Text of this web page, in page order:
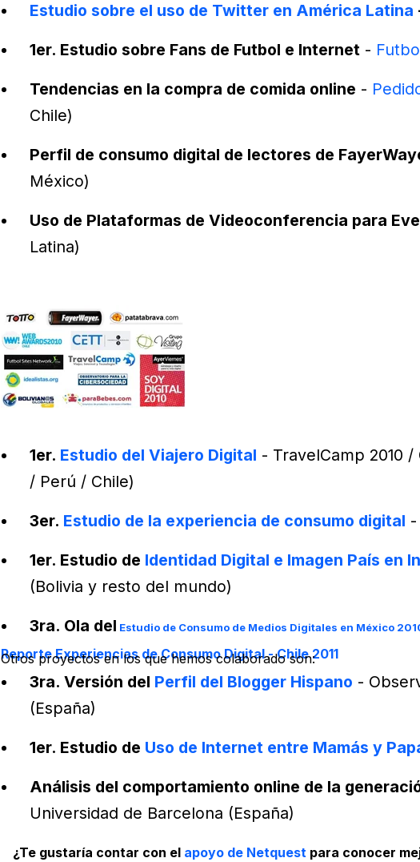
Estudio sobre el uso de Twitter en América Latina
1er. Estudio sobre Fans de Futbol e Internet -
Tendencias en la compra de comida online -
Chile)
Perfil de consumo digital de lectores de
México)
Uso de Plataformas de Videoconferencia para
Latina)
1er. Estudio del Viajero Digital - TravelCamp 2010
/ Perú / Chile)
3er. Estudio de la experiencia de consumo digital -
1er. Estudio de Identidad Digital e Imagen País en
(Bolivia y resto del mundo)
3ra. Ola del Estudio de Consumo de Medios Digitales en México
Reporte Experiencias de Consumo Digital - Chile 2011
Otros proyectos en los que hemos colaborado son:
3ra. Versión del Perfil del Blogger Hispano -
(España)
1er. Estudio de Uso de Internet entre Mamás y
Análisis del comportamiento online de la
Universidad de Barcelona (España)
¿Te gustaría contar con el apoyo de Netquest para conocer